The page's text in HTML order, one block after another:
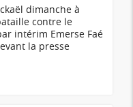
dimanche à
contre le
intérim Emerse Faé
la presse